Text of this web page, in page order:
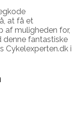
at få et
af muligheden for,
denne fantastiske
Cykelexperten.dk i